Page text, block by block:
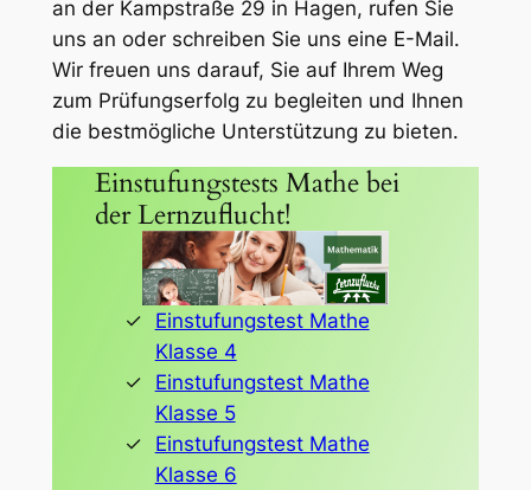
an der Kampstraße 29 in Hagen, rufen Sie
uns an oder schreiben Sie uns eine E-Mail.
Wir freuen uns darauf, Sie auf Ihrem Weg
zum Prüfungserfolg zu begleiten und Ihnen
die bestmögliche Unterstützung zu bieten.
Einstufungstests Mathe bei
der Lernzuflucht!
Einstufungstest Mathe
Klasse 4
Einstufungstest Mathe
Klasse 5
Einstufungstest Mathe
Klasse 6